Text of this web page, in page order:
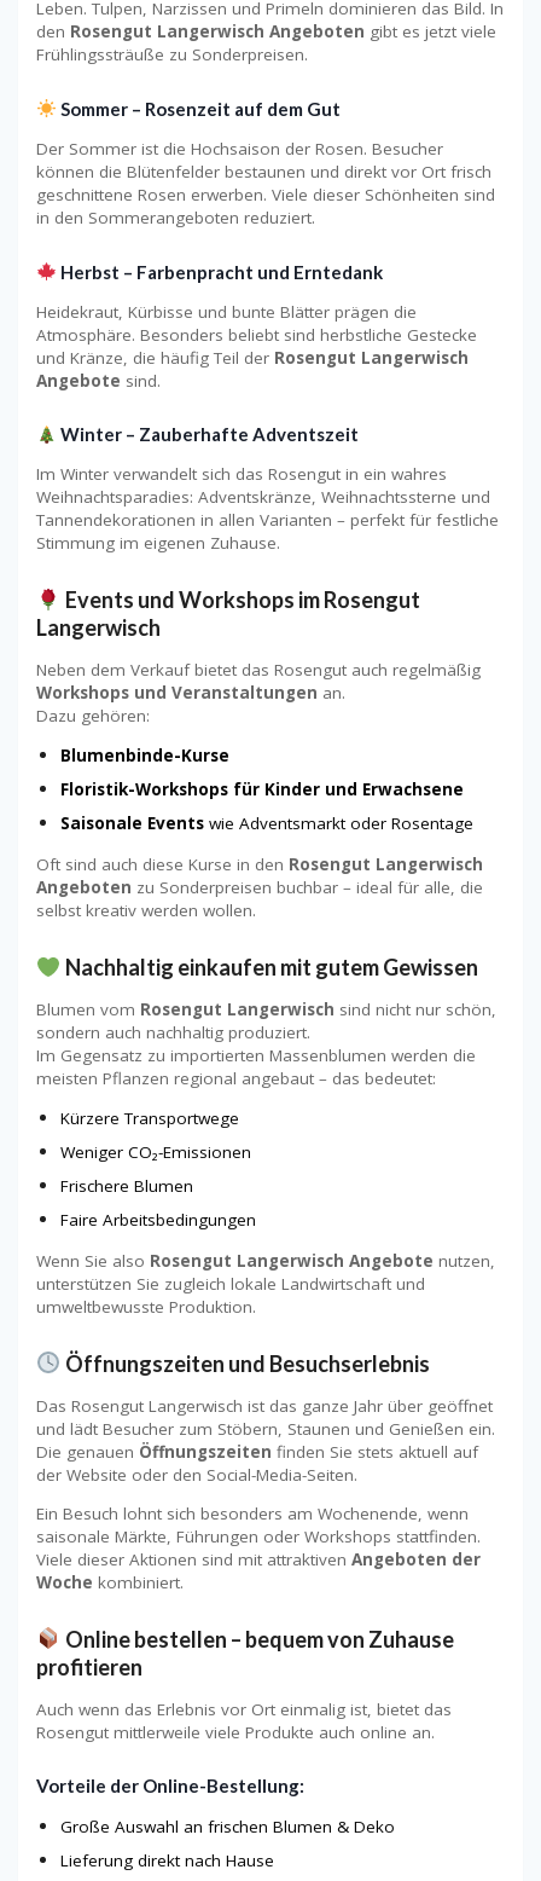
Leben. Tulpen, Narzissen und Primeln dominieren das Bild. In
den Rosengut Langerwisch Angeboten gibt es jetzt viele
Frühlingssträuße zu Sonderpreisen.
Sommer – Rosenzeit auf dem Gut
Der Sommer ist die Hochsaison der Rosen. Besucher
können die Blütenfelder bestaunen und direkt vor Ort frisch
geschnittene Rosen erwerben. Viele dieser Schönheiten sind
in den Sommerangeboten reduziert.
Herbst – Farbenpracht und Erntedank
Heidekraut, Kürbisse und bunte Blätter prägen die
Atmosphäre. Besonders beliebt sind herbstliche Gestecke
und Kränze, die häufig Teil der Rosengut Langerwisch
Angebote sind.
Winter – Zauberhafte Adventszeit
Im Winter verwandelt sich das Rosengut in ein wahres
Weihnachtsparadies: Adventskränze, Weihnachtssterne und
Tannendekorationen in allen Varianten – perfekt für festliche
Stimmung im eigenen Zuhause.
Events und Workshops im Rosengut
Langerwisch
Neben dem Verkauf bietet das Rosengut auch regelmäßig
Workshops und Veranstaltungen an.
Dazu gehören:
Blumenbinde-Kurse
Floristik-Workshops für Kinder und Erwachsene
Saisonale Events wie Adventsmarkt oder Rosentage
Oft sind auch diese Kurse in den Rosengut Langerwisch
Angeboten zu Sonderpreisen buchbar – ideal für alle, die
selbst kreativ werden wollen.
Nachhaltig einkaufen mit gutem Gewissen
Blumen vom Rosengut Langerwisch sind nicht nur schön,
sondern auch nachhaltig produziert.
Im Gegensatz zu importierten Massenblumen werden die
meisten Pflanzen regional angebaut – das bedeutet:
Kürzere Transportwege
Weniger CO₂-Emissionen
Frischere Blumen
Faire Arbeitsbedingungen
Wenn Sie also Rosengut Langerwisch Angebote nutzen,
unterstützen Sie zugleich lokale Landwirtschaft und
umweltbewusste Produktion.
Öffnungszeiten und Besuchserlebnis
Das Rosengut Langerwisch ist das ganze Jahr über geöffnet
und lädt Besucher zum Stöbern, Staunen und Genießen ein.
Die genauen Öffnungszeiten finden Sie stets aktuell auf
der Website oder den Social-Media-Seiten.
Ein Besuch lohnt sich besonders am Wochenende, wenn
saisonale Märkte, Führungen oder Workshops stattfinden.
Viele dieser Aktionen sind mit attraktiven Angeboten der
Woche kombiniert.
Online bestellen – bequem von Zuhause
profitieren
Auch wenn das Erlebnis vor Ort einmalig ist, bietet das
Rosengut mittlerweile viele Produkte auch online an.
Vorteile der Online-Bestellung:
Große Auswahl an frischen Blumen & Deko
Lieferung direkt nach Hause